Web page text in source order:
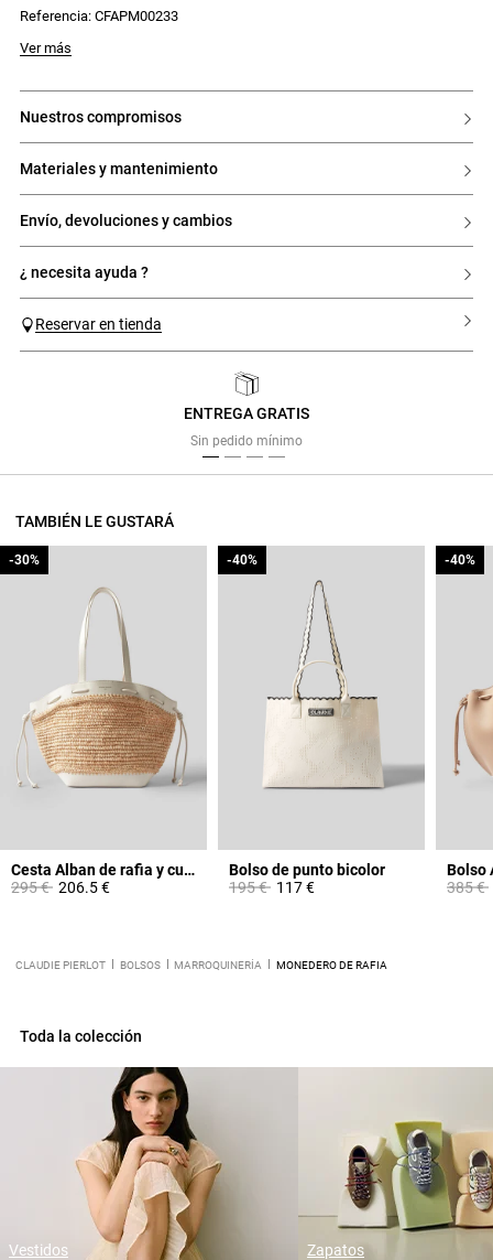
Referencia: CFAPM00233
Ver más
nuestros compromisos
materiales y mantenimiento
envío, devoluciones y cambios
¿ necesita ayuda ?
Reservar en tienda
ENTREGA GRATIS
Sin pedido mínimo
TAMBIÉN LE GUSTARÁ
Cesta Alban de rafia y cuero
Price reduced from
295 €to
-30%
206.5 €
-30%
Bolso de punto bicolor
Price reduced from
195 €to
-40%
117 €
-40%
Price
385 €
-40%
-40%
CLAUDIE PIERLOT BOLSOS MARROQUINERÍA MONEDERO DE RAFIA
Toda la colección
Vestidos Zapatos